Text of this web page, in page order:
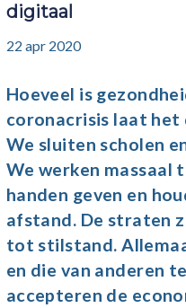
digitaal
22 apr 2020
Hoeveel is
coronacrisis laat het
We sluiten scholen
We werken massaal
handen geven en
afstand. De straten
tot stilstand.
en die van anderen
accepteren de